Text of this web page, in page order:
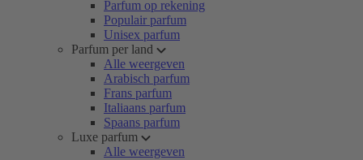
Parfum op rekening
Populair parfum
Unisex parfum
Parfum per land
Alle weergeven
Arabisch parfum
Frans parfum
Italiaans parfum
Spaans parfum
Luxe parfum
Alle weergeven